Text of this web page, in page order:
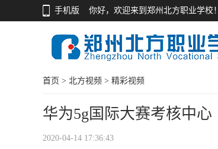
手机版 你好，欢迎来到郑州北方职业学校！
首页 > 北方视频 > 精彩视频
华为5g国际大赛考核中心
2020-04-14 17:36:43